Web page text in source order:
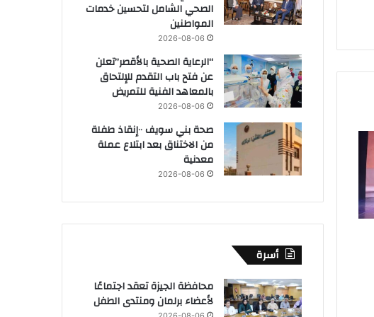
الصحي الشامل لتحسين خدمات
المواطنين
2026-08-06
“الرعاية الصحية بالأقصر”تعلن
عن فتح باب التقدم للإلتحاق
بالمعاهد الفنية للتمريض
2026-08-06
صحة بني سويف ٠٠إنقاذ طفلة
من الاختناق بعد ابتلاع عملة
معدنية
2026-08-06
أسرة
محافظة الجيزة تعقد اجتماعًا
لأعضاء برلمان ومنتدى الطفل